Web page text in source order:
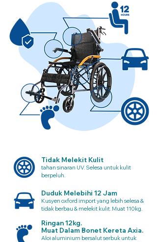
Tidak Melekit Kulit
tahan sinaran UV. Selesa untuk kulit
berpeluh.
Duduk Melebihi 12 Jam
Kusyen oxford import yang lebih selesa &
tidak berbau & melekit kulit. Muat 110kg.
Ringan 12kg.
Muat Dalam Bonet Kereta Axia.
Aloi aluminium bersalut serbuk untuk